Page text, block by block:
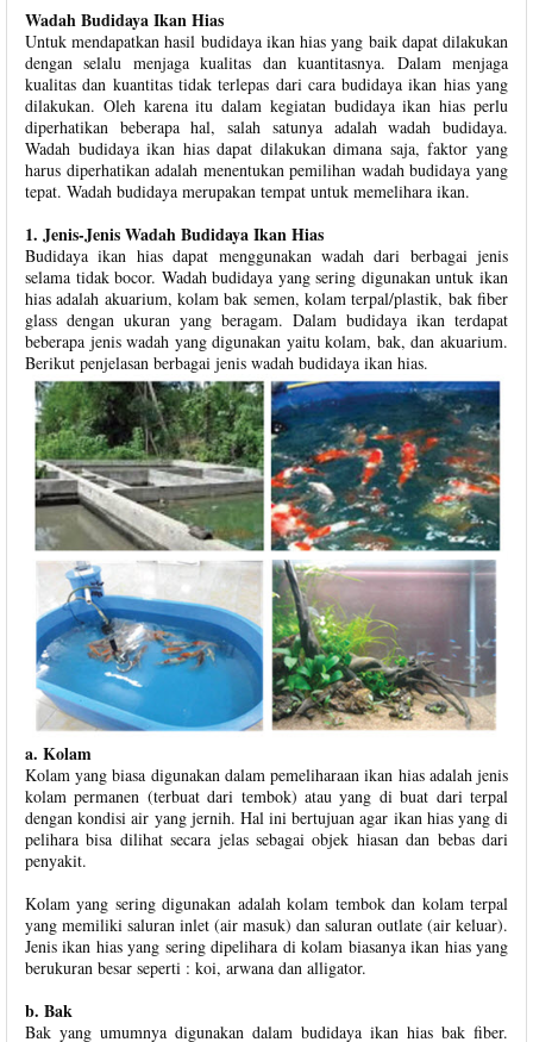
Wadah Budidaya Ikan Hias
Untuk mendapatkan hasil budidaya ikan hias yang baik dapat dilakukan
dengan selalu menjaga kualitas dan kuantitasnya. Dalam menjaga
kualitas dan kuantitas tidak terlepas dari cara budidaya ikan hias yang
dilakukan. Oleh karena itu dalam kegiatan budidaya ikan hias perlu
diperhatikan beberapa hal, salah satunya adalah wadah budidaya.
Wadah budidaya ikan hias dapat dilakukan dimana saja, faktor yang
harus diperhatikan adalah menentukan pemilihan wadah budidaya yang
tepat. Wadah budidaya merupakan tempat untuk memelihara ikan.
1. Jenis-Jenis Wadah Budidaya Ikan Hias
Budidaya ikan hias dapat menggunakan wadah dari berbagai jenis
selama tidak bocor. Wadah budidaya yang sering digunakan untuk ikan
hias adalah akuarium, kolam bak semen, kolam terpal/plastik, bak fiber
glass dengan ukuran yang beragam. Dalam budidaya ikan terdapat
beberapa jenis wadah yang digunakan yaitu kolam, bak, dan akuarium.
Berikut penjelasan berbagai jenis wadah budidaya ikan hias.
a. Kolam
Kolam yang biasa digunakan dalam pemeliharaan ikan hias adalah jenis
kolam permanen (terbuat dari tembok) atau yang di buat dari terpal
dengan kondisi air yang jernih. Hal ini bertujuan agar ikan hias yang di
pelihara bisa dilihat secara jelas sebagai objek hiasan dan bebas dari
penyakit.
Kolam yang sering digunakan adalah kolam tembok dan kolam terpal
yang memiliki saluran inlet (air masuk) dan saluran outlate (air keluar).
Jenis ikan hias yang sering dipelihara di kolam biasanya ikan hias yang
berukuran besar seperti : koi, arwana dan alligator.
b. Bak
Bak yang umumnya digunakan dalam budidaya ikan hias bak fiber.